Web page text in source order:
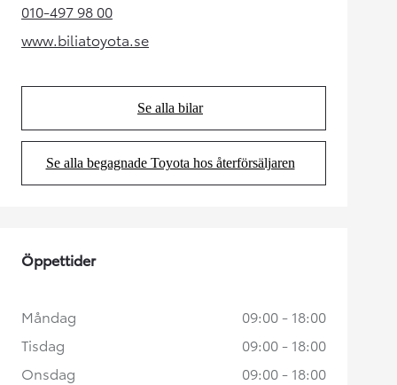
010-497 98 00(Opens in new tab)
www.biliatoyota.se
(Opens in new tab)
Se alla bilar
(Opens in new tab)
Se alla begagnade Toyota hos återförsäljaren
(Opens in new tab)
Öppettider
Måndag
09:00 - 18:00
Tisdag
09:00 - 18:00
Onsdag
09:00 - 18:00